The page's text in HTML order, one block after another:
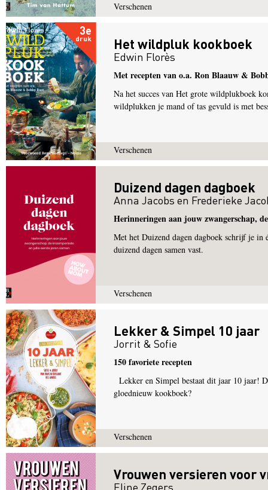
Verschenen
3e
druk Het wildpluk kookboek
Edwin Florès
Met recepten van o.a. Ron Blaauw &
Na het succes van Het grote wildplukboek
wildplukken je mand of tas gevuld is met
Verschenen
Duizend dagen dagboek
Anna Jacobs en Frederieke
Herinneringen aan jouw zwangerschap,
Met het Duizend dagen dagboek schrijf je
duizend dagen samen vast.
Verschenen
Lekker & Simpel 10 jaar
Jorrit & Sofie
150 favoriete recepten
Lekker en Simpel bestaat dit jaar 10 jaar!
gloednieuw kookboek?
Verschenen
Vrouwen versieren voor
Eline Zegers